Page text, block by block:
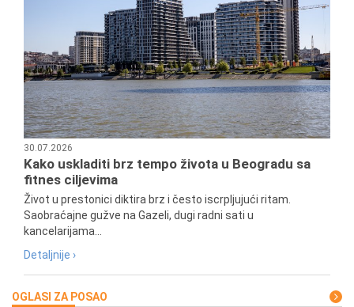
30.07.2026
Kako uskladiti brz tempo života u Beogradu sa
fitnes ciljevima
Život u prestonici diktira brz i često iscrpljujući ritam.
Saobraćajne gužve na Gazeli, dugi radni sati u
kancelarijama...
Detaljnije ›
OGLASI ZA POSAO